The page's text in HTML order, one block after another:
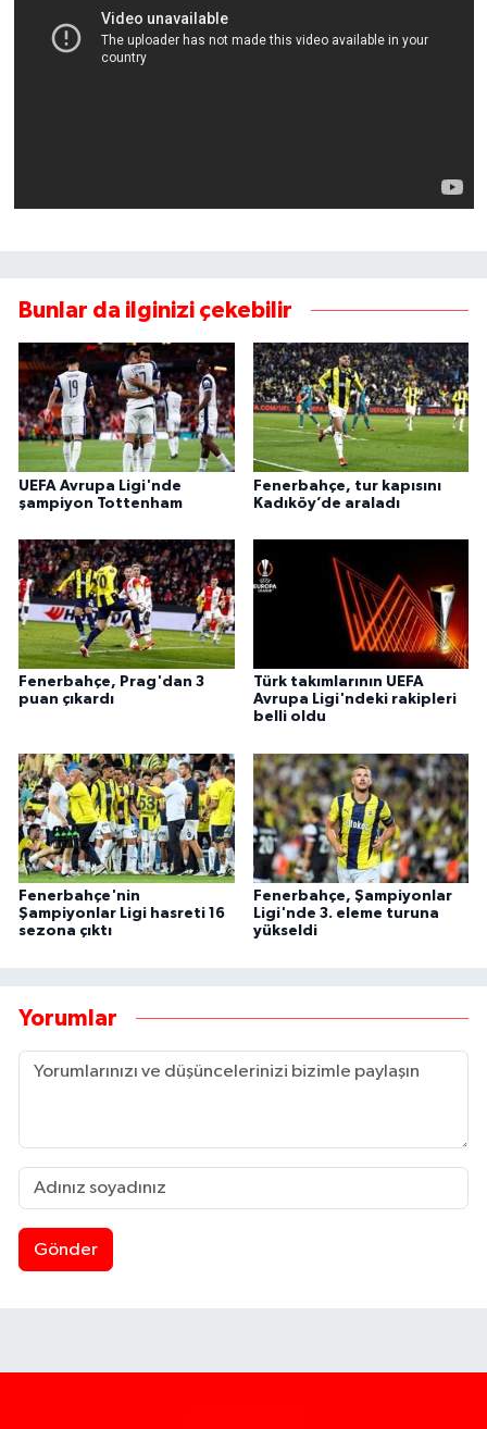
Bunlar da ilginizi çekebilir
UEFA Avrupa Ligi'nde
şampiyon Tottenham
Fenerbahçe, tur kapısını
Kadıköy’de araladı
Fenerbahçe, Prag'dan 3
puan çıkardı
Türk takımlarının UEFA
Avrupa Ligi'ndeki rakipleri
belli oldu
Fenerbahçe'nin
Şampiyonlar Ligi hasreti 16
sezona çıktı
Fenerbahçe, Şampiyonlar
Ligi'nde 3. eleme turuna
yükseldi
Yorumlar
Gönder